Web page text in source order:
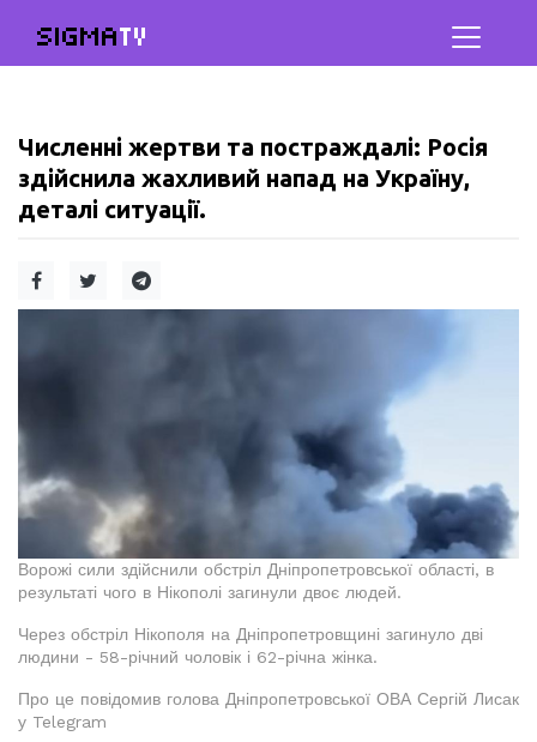
SIGMATV
Численні жертви та постраждалі: Росія
здійснила жахливий напад на Україну,
деталі ситуації.
Ворожі сили здійснили обстріл Дніпропетровської області, в
результаті чого в Нікополі загинули двоє людей.
Через обстріл Нікополя на Дніпропетровщині загинуло дві
людини - 58-річний чоловік і 62-річна жінка.
Про це повідомив голова Дніпропетровської ОВА Сергій Лисак
у Telegram